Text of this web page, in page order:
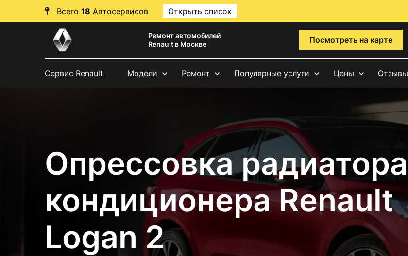
Всего 18 Автосервисов Открыть список
Ремонт автомобилей
Renault в Москве
Посмотреть на карте
Сервис Renault Модели Ремонт Популярные услуги Цены Отзывы
Опрессовка радиатора
кондиционера Renault
Logan 2